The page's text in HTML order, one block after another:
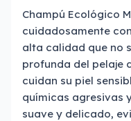
Champú Ecológico
cuidadosamente
alta calidad que no
profunda del pelaje
cuidan su piel
químicas agresivas
suave y delicado,